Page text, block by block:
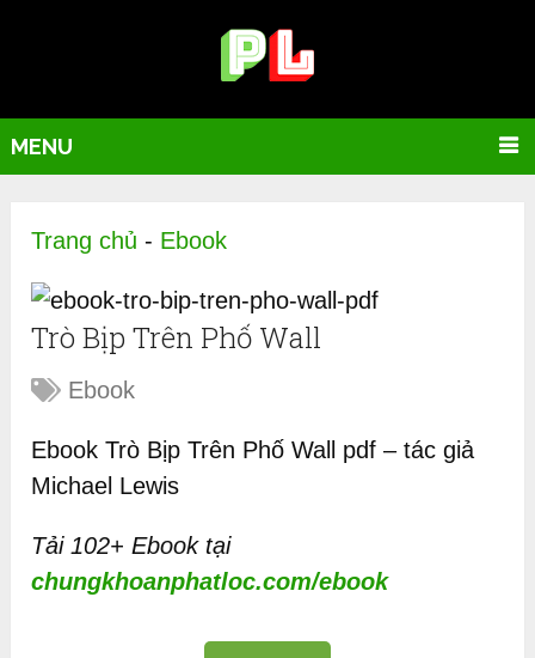
MENU
Trang chủ - Ebook
Trò Bịp Trên Phố Wall
Ebook
Ebook Trò Bịp Trên Phố Wall pdf – tác giả
Michael Lewis
Tải 102+ Ebook tại
chungkhoanphatloc.com/ebook